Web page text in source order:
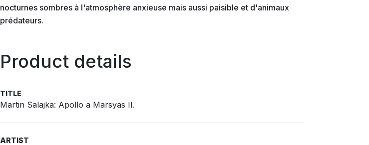
nocturnes sombres à l'atmosphère anxieuse mais aussi paisible et d'animaux
prédateurs.
Product details
TITLE
Martin Salajka: Apollo a Marsyas II.
ARTIST